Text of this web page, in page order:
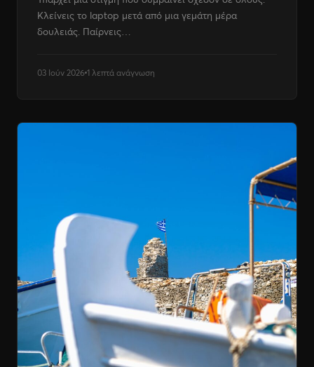
Κλείνεις το laptop μετά από μια γεμάτη μέρα
δουλειάς. Παίρνεις…
03 Ιούν 2026 1 λεπτά ανάγνωση